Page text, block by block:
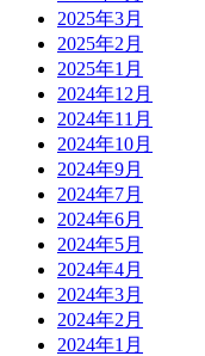
2025年3月
2025年2月
2025年1月
2024年12月
2024年11月
2024年10月
2024年9月
2024年7月
2024年6月
2024年5月
2024年4月
2024年3月
2024年2月
2024年1月